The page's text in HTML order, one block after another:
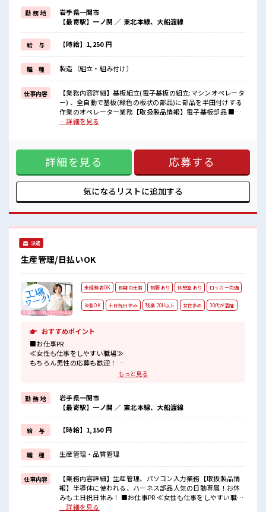
週末は家族や友人と一緒にプライベート満喫！
≪髪色自由で自分らしく働く≫
明るすぎたり奇抜でなければ基本的に自由！
(規定有)≪ラクラク制服アリ≫
制服があるので、
毎日の服装の悩み解消♪
≪初めての仕事だけど自分にもできそう≫
新しいことにチャレンジするのは不安だけど、
しっかり働く環境が整っています！
イチからスキルUP・ステップUP目指していきましょう！
■職場の雰囲気
キバツ過ぎなければ髪色・髪型は自由！
社会人経験が浅くてもOK！
ここから経験積んでいきましょ！
勤 務 地
岩手県一関市
【最寄駅】一ノ関 ／ 東北本線、大船渡線
給 与 【時給】1,250 円
職 種 製造（組立・組み付け）
仕事内容
【業務内容詳細】基板組立(電子基板の組立:マシンオペレータ
ー) 、全自動で基板(緑色の板状の部品)に部品を半田付けする
作業のオペレーター業務【取扱製品情報】電子基板部品 ■お
仕事PR ≪適度な残業でお給料UP≫ 残業は月20時間未満で、
ぎたり奇抜でなければ基本的に自由！ (規定有)≪ラクラク制
服アリ≫ 制服があるので、 毎日の服装の悩み解消♪ ≪初めて
の仕事だけど自分にもできそう≫ 新しいことにチャレンジす
るのは不安だけど、 しっかり働く環境が整っています！ イチ
からスキルUP・ステップUP目指していきましょう！ ■職場
の雰囲気 キバツ過ぎなければ髪色・髪型は自由！ あなたの個
てもOK！ ここから経験積んでいきましょ！
…詳細を見る
詳細を見る 応募する
気になるリストに追加する
派遣
生産管理/日払いOK
未経験者OK 長期の仕事 制服あり 休憩室あり ロッカー完備
染髪OK 土日祝日休み 残業 20H以上 女性多め 30代が活躍
おすすめポイント
■お仕事PR
≪女性も仕事をしやすい職場≫
もちろん男性の応募も歓迎！
残業は月20時間以上あります♪
≪土日祝休のお仕事≫
家族や友人と一緒にプライベート満喫！
≪ヘアカラーOKで自由な雰囲気の職場≫
明るすぎたり奇抜でなければ基本的に自由！
(規定有)≪ラクラク制服アリ≫
制服があるので、
毎日の服装の悩み解消♪
≪自分に合った期間で働ける≫
福利厚生が整った派遣のお仕事です！
■職場の雰囲気
女性が多めの職場です♪
もっと見る
勤 務 地
岩手県一関市
【最寄駅】一ノ関 ／ 東北本線、大船渡線
給 与 【時給】1,150 円
職 種 生産管理・品質管理
仕事内容
【業務内容詳細】生産管理、パソコン入力業務【取扱製品情
報】半導体に使われる、ハーネス部品人気の日勤専属！お休
みも土日祝日休み！ ■お仕事PR ≪女性も仕事をしやすい職場
≫ もちろん男性の応募も歓迎！ ≪稼ぎたい人向け≫ 高収入を
…詳細を見る